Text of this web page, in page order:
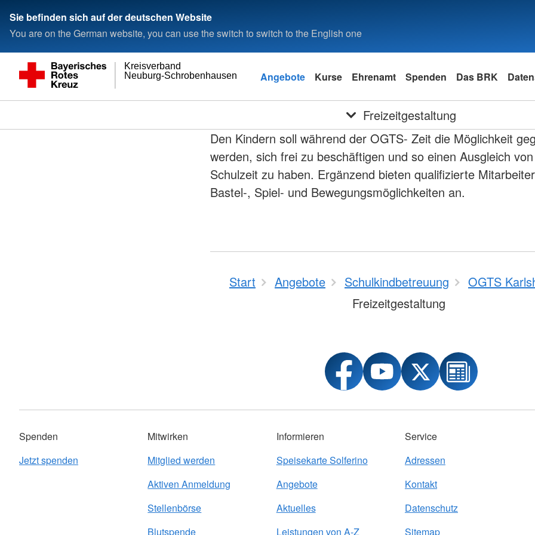
Sie befinden sich auf der deutschen Website
You are on the German website, you can use the switch to switch to the English one
Neuburg-Schrobenhausen
Kreisverband
Angebote Kurse Ehrenamt Spenden Das BRK
Freizeitgestaltung
Den Kindern soll während der OGTS- Zeit die Möglichkeit
werden, sich frei zu beschäftigen und so einen Ausgleich
Schulzeit zu haben. Ergänzend bieten qualifizierte
Bastel-, Spiel- und Bewegungsmöglichkeiten an.
Start Angebote Schulkindbetreuung
OGTS
Freizeitgestaltung
Spenden
Jetzt spenden
Mitwirken
Mitglied werden
Aktiven Anmeldung
Stellenbörse
Blutspende
Informieren
Speisekarte Solferino
Angebote
Aktuelles
Leistungen von A-Z
Service
Adressen
Kontakt
Datenschutz
Sitemap